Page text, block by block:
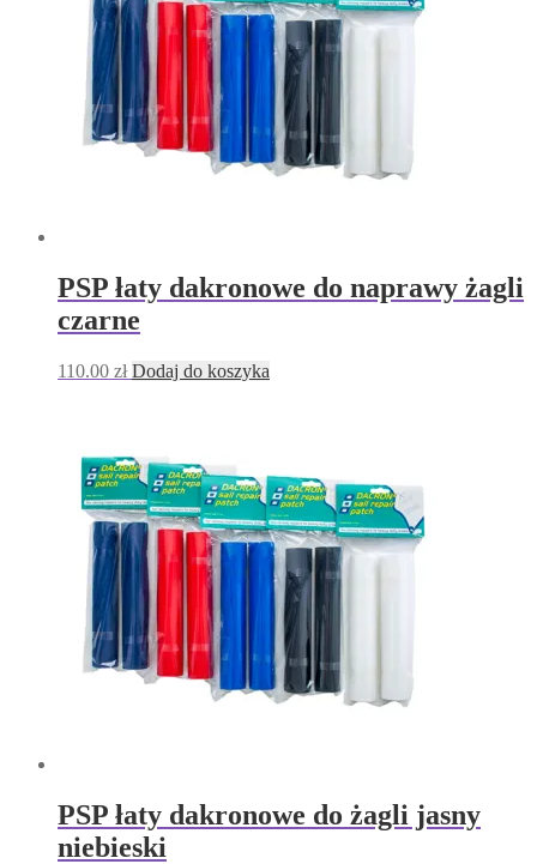
PSP łaty dakronowe do naprawy żagli
czarne
110.00 zł Dodaj do koszyka
PSP łaty dakronowe do żagli jasny
niebieski